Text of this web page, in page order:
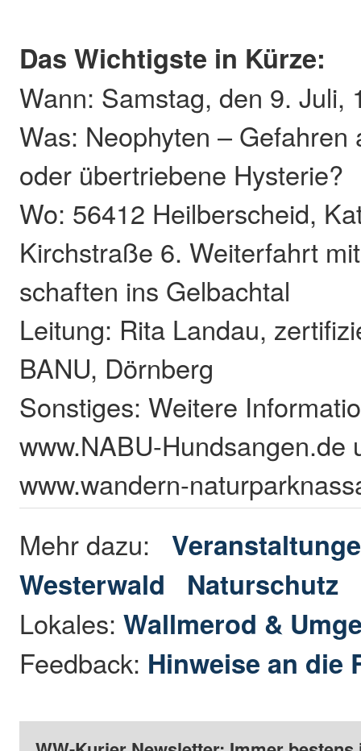
Das Wichtigste in Kürze:
Wann: Samstag, den 9. Juli,
Was: Neophyten – Gefahren
oder übertriebene Hysterie?
Wo: 56412 Heilberscheid,
Kirchstraße 6. Weiterfahrt
schaften ins Gelbachtal
Leitung: Rita Landau,
BANU, Dörnberg
Sonstiges: Weitere
www.NABU-Hundsangen.de
www.wandern-
Mehr dazu:
Westerwald
Naturschutz
Lokales:Wallmerod &
Feedback: Hinweise an die